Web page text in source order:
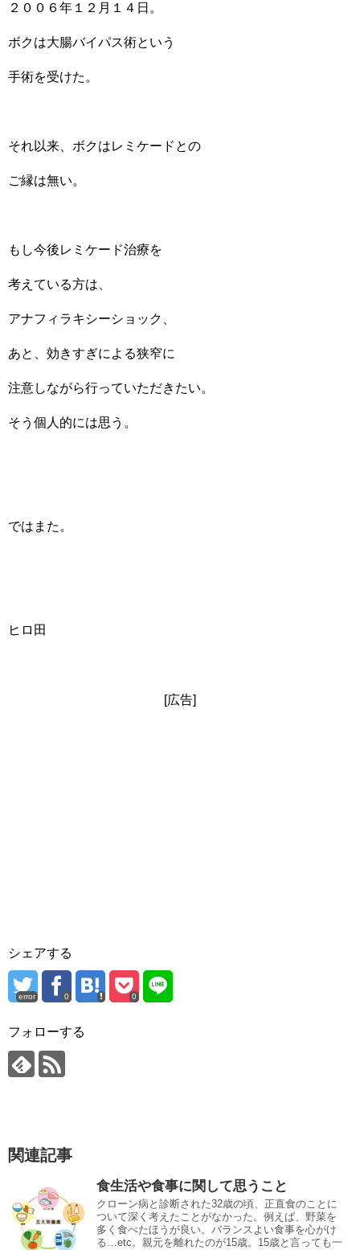
２００６年１２月１４日。
ボクは大腸バイパス術という
手術を受けた。
それ以来、ボクはレミケードとの
ご縁は無い。
もし今後レミケード治療を
考えている方は、
アナフィラキシーショック、
あと、効きすぎによる狭窄に
注意しながら行っていただきたい。
そう個人的には思う。
ではまた。
ヒロ田
[広告]
シェアする
error 0 0
フォローする
関連記事
食生活や食事に関して思うこと
クローン病と診断された32歳の頃、正直食のことに
ついて深く考えたことがなかった。例えば、野菜を
多く食べたほうが良い。バランスよい食事を心がけ
る…etc。親元を離れたのが15歳。15歳と言っても一